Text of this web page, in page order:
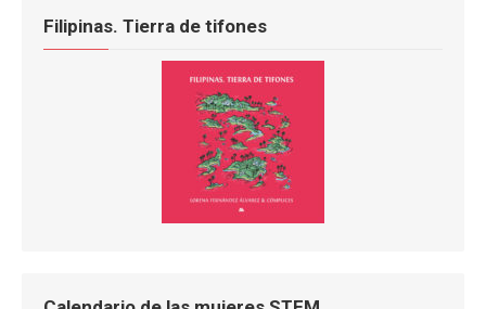
Filipinas. Tierra de tifones